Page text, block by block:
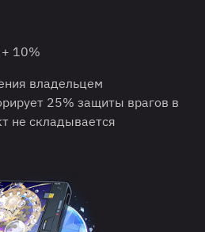
10%
владельцем
25% защиты врагов в
не складывается